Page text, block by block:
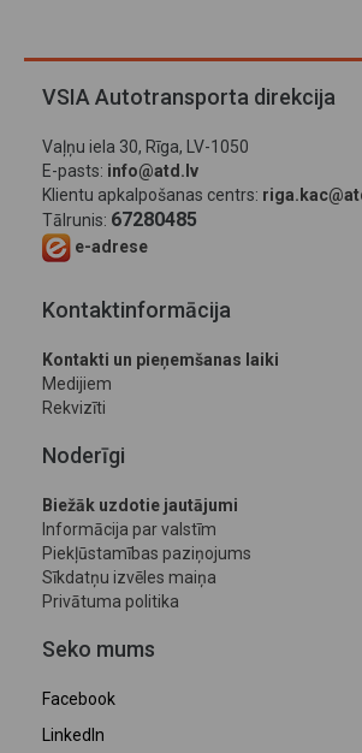
VSIA Autotransporta direkcija
Vaļņu iela 30, Rīga, LV-1050
E-pasts: info@atd.lv
Klientu apkalpošanas centrs:
Tālrunis: 67280485
e-adrese
Kontaktinformācija
Kontakti un pieņemšanas laiki
Medijiem
Rekvizīti
Noderīgi
Biežāk uzdotie jautājumi
Informācija par valstīm
Piekļūstamības paziņojums
Sīkdatņu izvēles maiņa
Privātuma politika
Seko mums
Facebook
LinkedIn